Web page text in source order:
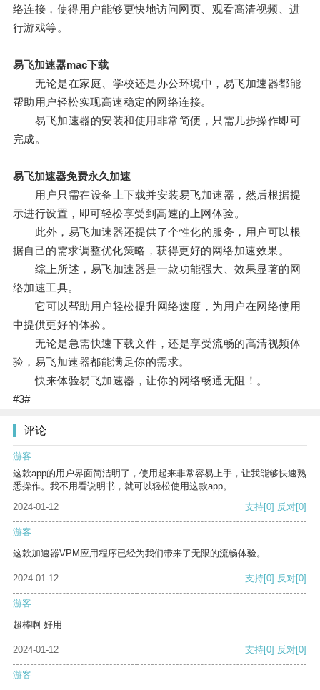
络连接，使得用户能够更快地访问网页、观看高清视频、进
行游戏等。
易飞加速器mac下载
无论是在家庭、学校还是办公环境中，易飞加速器都能
帮助用户轻松实现高速稳定的网络连接。
易飞加速器的安装和使用非常简便，只需几步操作即可
完成。
易飞加速器免费永久加速
用户只需在设备上下载并安装易飞加速器，然后根据提
示进行设置，即可轻松享受到高速的上网体验。
此外，易飞加速器还提供了个性化的服务，用户可以根
据自己的需求调整优化策略，获得更好的网络加速效果。
综上所述，易飞加速器是一款功能强大、效果显著的网
络加速工具。
它可以帮助用户轻松提升网络速度，为用户在网络使用
中提供更好的体验。
无论是急需快速下载文件，还是享受流畅的高清视频体
验，易飞加速器都能满足你的需求。
快来体验易飞加速器，让你的网络畅通无阻！。
#3#
评论
游客
这款app的用户界面简洁明了，使用起来非常容易上手，让我能够快速熟
悉操作。我不用看说明书，就可以轻松使用这款app。
2024-01-12
支持[0] 反对[0]
游客
这款加速器VPM应用程序已经为我们带来了无限的流畅体验。
2024-01-12 支持[0] 反对[0]
游客
超棒啊 好用
2024-01-12 支持[0] 反对[0]
游客